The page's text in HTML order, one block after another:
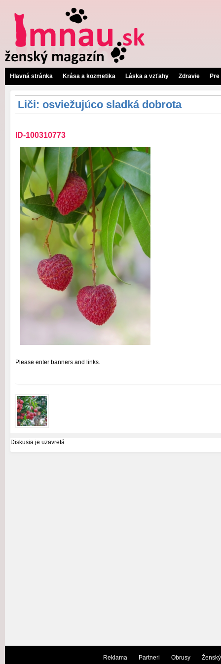
Hlavná stránka Krása a kozmetika Láska a vzťahy Zdravie
Liči: osviežujúco sladká dobrota
ID-100310773
Please enter banners and links.
Diskusia je uzavretá
Reklama Partneri Obrusy